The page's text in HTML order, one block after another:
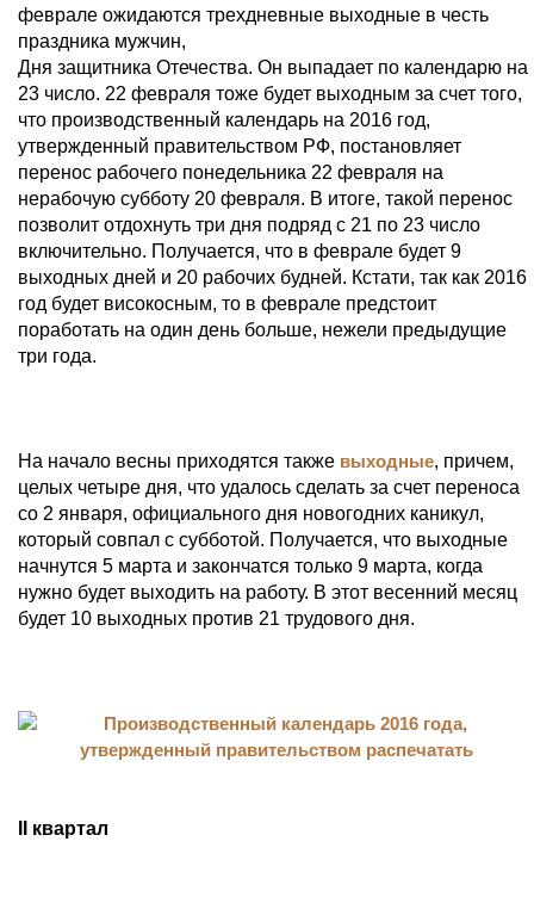
феврале ожидаются трехдневные выходные в честь
праздника мужчин,
Дня защитника Отечества. Он выпадает по календарю на
23 число. 22 февраля тоже будет выходным за счет того,
что производственный календарь на 2016 год,
утвержденный правительством РФ, постановляет
перенос рабочего понедельника 22 февраля на
нерабочую субботу 20 февраля. В итоге, такой перенос
позволит отдохнуть три дня подряд с 21 по 23 число
включительно. Получается, что в феврале будет 9
выходных дней и 20 рабочих будней. Кстати, так как 2016
год будет високосным, то в феврале предстоит
поработать на один день больше, нежели предыдущие
три года.
На начало весны приходятся также выходные, причем,
целых четыре дня, что удалось сделать за счет переноса
со 2 января, официального дня новогодних каникул,
который совпал с субботой. Получается, что выходные
начнутся 5 марта и закончатся только 9 марта, когда
нужно будет выходить на работу. В этот весенний месяц
будет 10 выходных против 21 трудового дня.
II квартал